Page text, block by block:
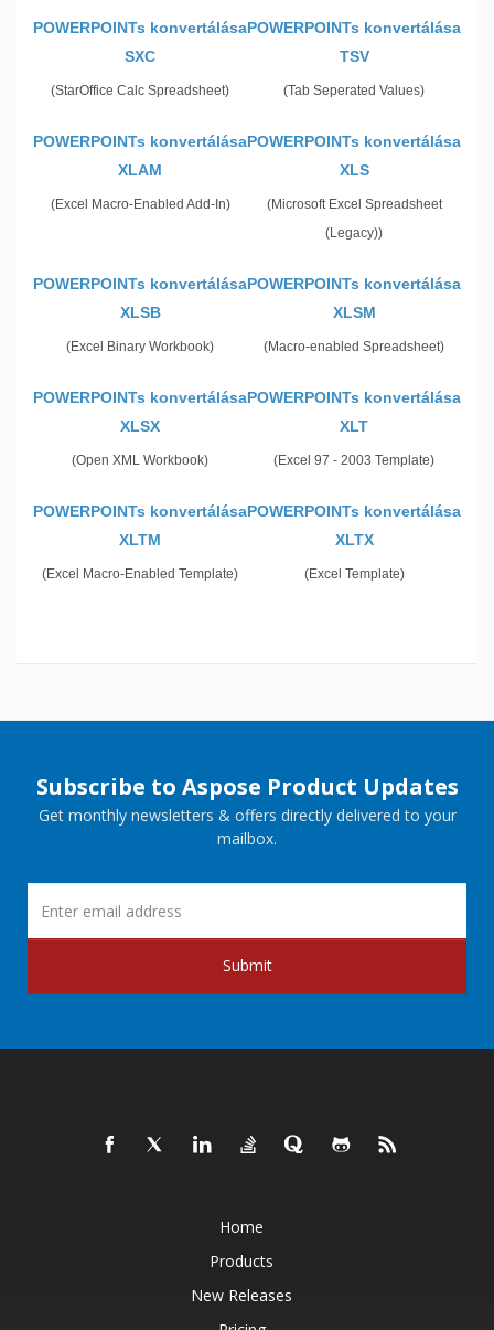
POWERPOINTs konvertálása
SXC
(StarOffice Calc Spreadsheet)
POWERPOINTs konvertálása
TSV
(Tab Seperated Values)
POWERPOINTs konvertálása
XLAM
(Excel Macro-Enabled Add-In)
POWERPOINTs konvertálása
XLS
(Microsoft Excel Spreadsheet
(Legacy))
POWERPOINTs konvertálása
XLSB
(Excel Binary Workbook)
POWERPOINTs konvertálása
XLSM
(Macro-enabled Spreadsheet)
POWERPOINTs konvertálása
XLSX
(Open XML Workbook)
POWERPOINTs konvertálása
XLT
(Excel 97 - 2003 Template)
POWERPOINTs konvertálása
XLTM
(Excel Macro-Enabled Template)
POWERPOINTs konvertálása
XLTX
(Excel Template)
Subscribe to Aspose Product Updates
Get monthly newsletters & offers directly delivered to your
mailbox.
Submit
Home
Products
New Releases